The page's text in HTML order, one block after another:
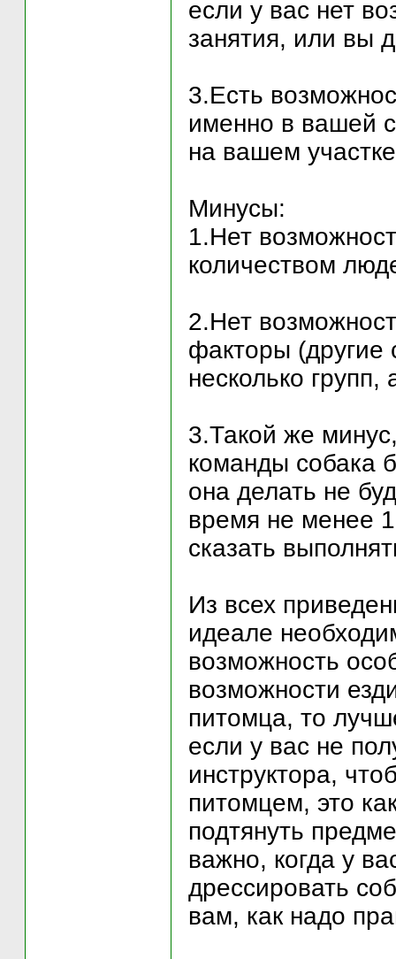
если у вас нет
занятия, или вы
3.Есть
именно в вашей
на вашем
Минусы:
1.Нет
количеством
2.Нет
факторы (другие
несколько
3.Такой же
команды собака
она делать не
время не менее
сказать
Из всех
идеале
возможность
возможности
питомца, то
если у вас не
инструктора,
питомцем, это
подтянуть
важно, когда у
дрессировать
вам, как надо